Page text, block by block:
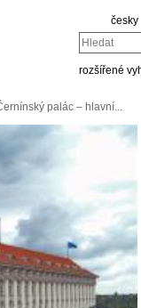
česky
Hledat
rozšířené
palác – hlavní...